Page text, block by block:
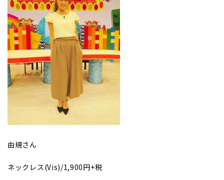
由規さん
ネックレス(Vis)/1,900円+税